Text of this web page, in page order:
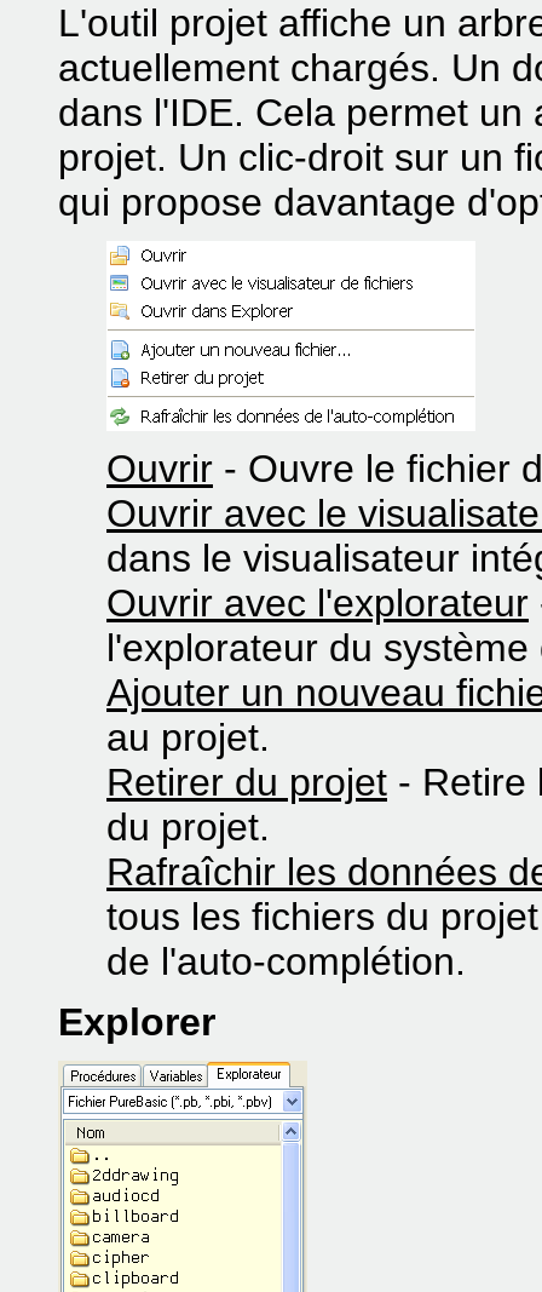
L'outil projet affiche un
actuellement chargés. Un
dans l'IDE. Cela permet
projet. Un clic-droit sur un
qui propose davantage
Ouvrir - Ouvre le fichier
Ouvrir avec le
dans le visualisateur
Ouvrir avec l'explorateur
l'explorateur du
Ajouter un nouveau
au projet.
Retirer du projet - Retire
du projet.
Rafraîchir les données
tous les fichiers du
de l'auto-complétion.
Explorer